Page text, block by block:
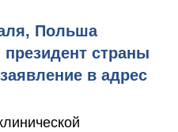
Польша
страны
в адрес